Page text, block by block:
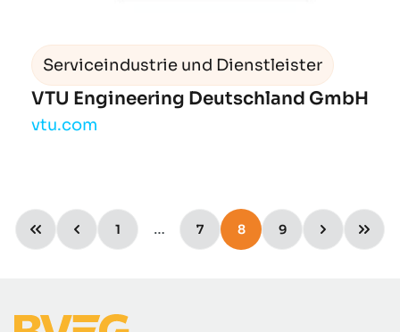
Serviceindustrie und Dienstleister
VTU Engineering Deutschland GmbH
vtu.com
1 … 7 8 9